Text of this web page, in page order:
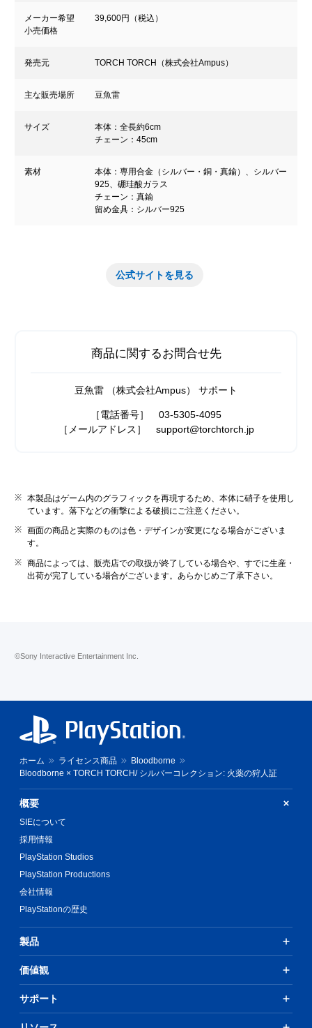
メーカー希望
小売価格
39,600円（税込）
発売元 TORCH TORCH（株式会社Ampus）
主な販売場所 豆魚雷
サイズ
本体：全長約6cm
チェーン：45cm
素材
本体：専用合金（シルバー・銅・真鍮）、シルバー
925、硼珪酸ガラス
チェーン：真鍮
留め金具：シルバー925
公式サイトを見る
商品に関するお問合せ先
豆魚雷 （株式会社Ampus） サポート
［電話番号］ 03-5305-4095
［メールアドレス］ support@torchtorch.jp
本製品はゲーム内のグラフィックを再現するため、本体に硝子を使用し
ています。落下などの衝撃による破損にご注意ください。
画面の商品と実際のものは色・デザインが変更になる場合がございま
す。
商品によっては、販売店での取扱が終了している場合や、すでに生産・
出荷が完了している場合がございます。あらかじめご了承下さい。
©Sony Interactive Entertainment Inc.
ホーム ライセンス商品
Bloodborne
Bloodborne × TORCH TORCH/ シルバーコレクション: 火薬の狩人証
概要
SIEについて
採用情報
PlayStation Studios
PlayStation Productions
会社情報
PlayStationの歴史
製品
価値観
サポート